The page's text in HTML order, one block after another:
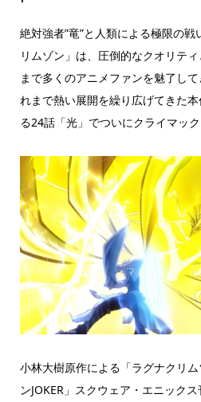
絶対強者”竜”と人類による極限の
リムゾン」は、圧倒的なクオリテ
まで多くのアニメファンを魅了し
れまで熱い展開を繰り広げてきた
る24話「光」でついにクライマック
小林大樹原作による「ラグナクリ
ンJOKER」スクウェア・エニック